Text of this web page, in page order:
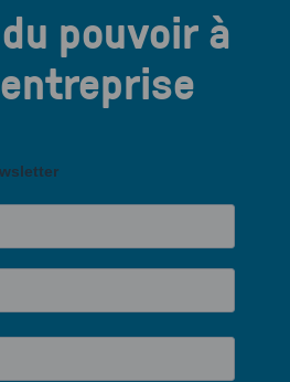
pouvoir à